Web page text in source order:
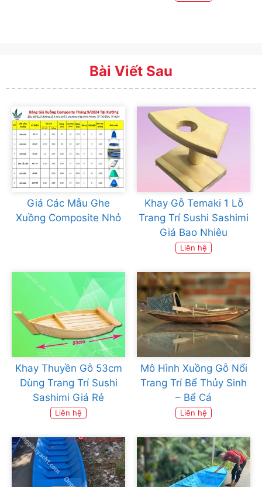
Bài Viết Sau
Giá Các Mẫu Ghe
Xuồng Composite Nhỏ
Khay Gỗ Temaki 1 Lỗ
Trang Trí Sushi Sashimi
Giá Bao Nhiêu
Liên hệ
Khay Thuyền Gỗ 53cm
Dùng Trang Trí Sushi
Sashimi Giá Rẻ
Liên hệ
Mô Hình Xuồng Gỗ Nổi
Trang Trí Bể Thủy Sinh
– Bể Cá
Liên hệ